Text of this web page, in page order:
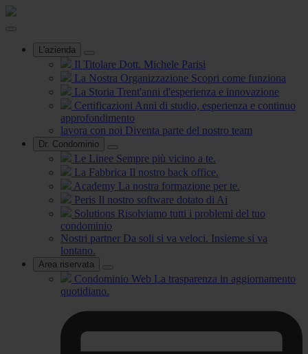
L'azienda
Il Titolare Dott. Michele Parisi
La Nostra Organizzazione Scopri come funziona
La Storia Trent'anni d'esperienza e innovazione
Certificazioni Anni di studio, esperienza e continuo
approfondimento
lavora con noi Diventa parte del nostro team
Dr. Condominio
Le Linee Sempre più vicino a te.
La Fabbrica Il nostro back office.
Academy La nostra formazione per te.
Peris Il nostro software dotato di Ai
Solutions Risolviamo tutti i problemi del tuo
condominio
Nostri partner Da soli si va veloci. Insieme si va
lontano.
Area riservata
Condominio Web La trasparenza in aggiornamento
quotidiano.